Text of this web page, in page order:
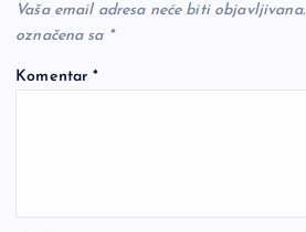
Vaša email adresa neće biti objavljivana.
označena sa *
Komentar*